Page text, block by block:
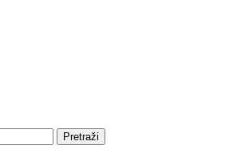
Pretraži